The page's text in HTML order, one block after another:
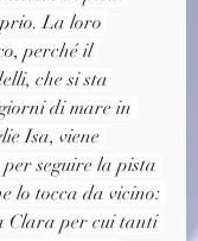
La loro
perché il
che si sta
di mare in
Isa, viene
seguire la pista
lo tocca da vicino:
Clara per cui tanti